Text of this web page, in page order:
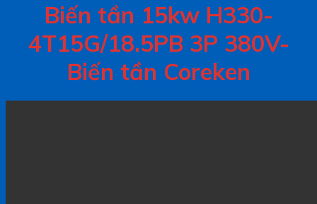
Biến tần 15kw H330-
4T15G/18.5PB 3P 380V-
Biến tần Coreken